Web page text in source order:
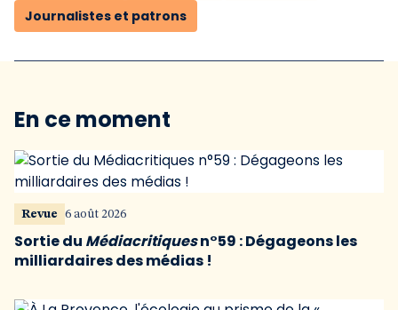
Journalistes et patrons
En ce moment
Revue 6 août 2026
Sortie du Médiacritiquesn°59 : Dégageons les
milliardaires des médias !